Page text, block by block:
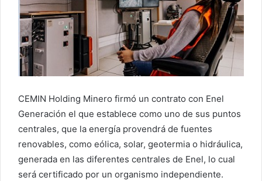
CEMIN Holding Minero firmó un contrato con Enel
Generación el que establece como uno de sus puntos
centrales, que la energía provendrá de fuentes
renovables, como eólica, solar, geotermia o hidráulica,
generada en las diferentes centrales de Enel, lo cual
será certificado por un organismo independiente.